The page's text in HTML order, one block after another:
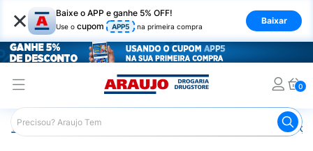
× Baixe o APP e ganhe 5% OFF!
Use o cupom APP5 na primeira compra
Baixar
0
Araujo Medicamentos Remédios para Alergias e